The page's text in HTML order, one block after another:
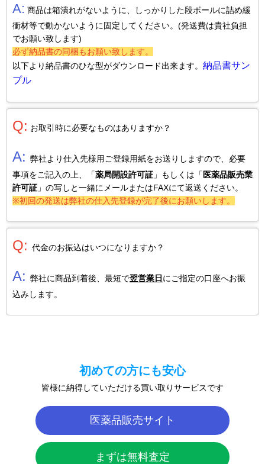
A: 商品は箱潰れがないように、しっかりした段ボールに詰め緩
衝材等で動かないように固定してください。(発送費は貴社負担
でお願い致します)
必ず納品書の同梱もお願い致します。
以下より納品書のひな型がダウンロード出来ます。 納品書サン
プル
Q: お取引時に必要なものはありますか？
A: 弊社より仕入先様用ご登録用紙をお送りしますので、必要
事項をご記入の上、「薬局開設許可証 」もしくは「医薬品販売業
許可証 」の写しと一緒にメールまたはFAXにて返送ください。
※初回の発送は弊社の仕入先登録が完了後にお願いします。
Q: 代金のお振込はいつになりますか？
A: 弊社に商品到着後、最短で翌営業日にご指定の口座へお振
込みします。
初めての方にも安心
皆様に納得していただける買い取りサービスです
医薬品販売サイト
まずは無料査定